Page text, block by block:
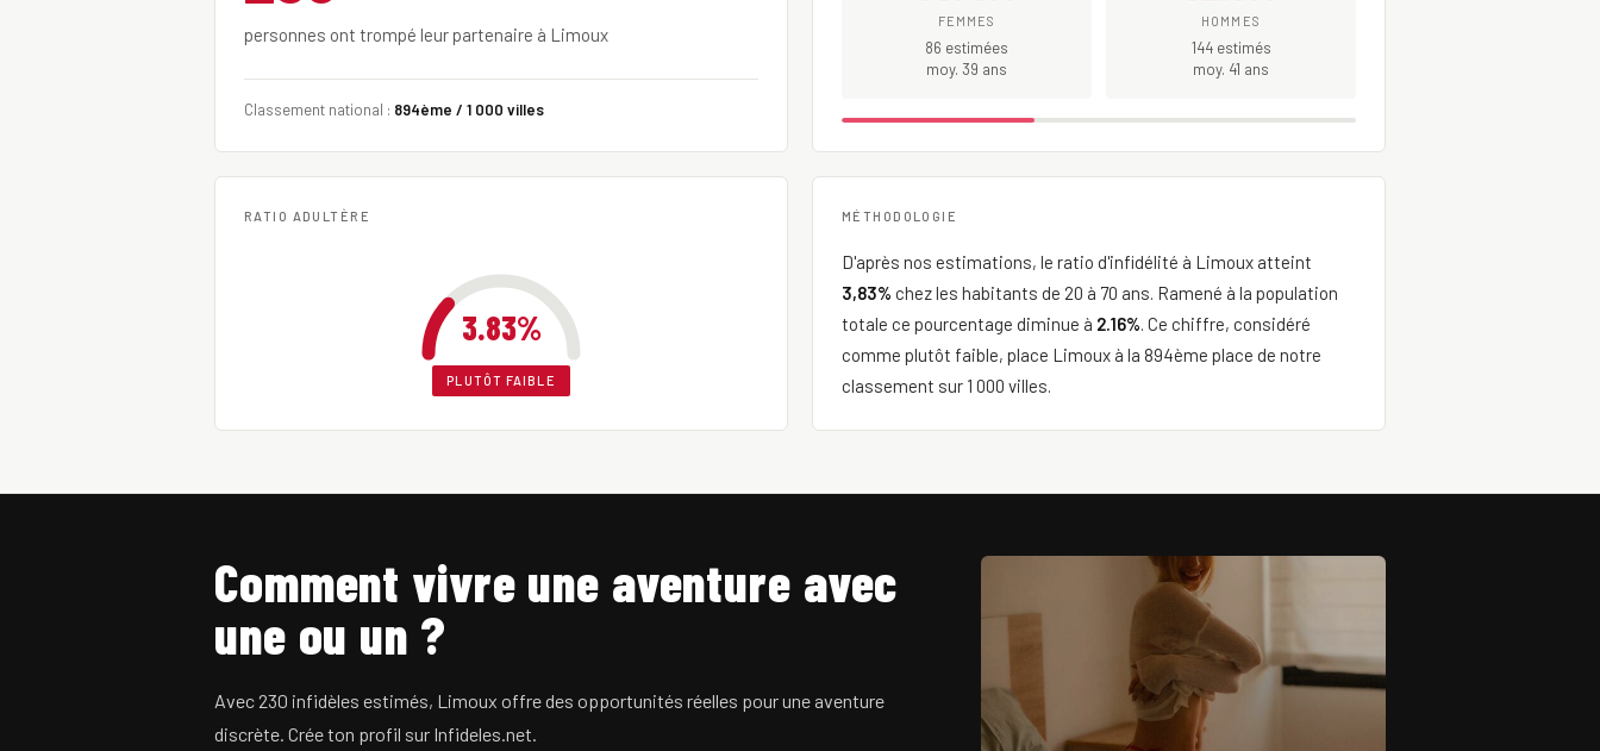
personnes ont trompé leur partenaire à Limoux
Classement national : 894ème / 1 000 villes
FEMMES
86 estimées
moy. 39 ans
HOMMES
144 estimés
moy. 41 ans
RATIO ADULTÈRE
3.83%
PLUTÔT FAIBLE
MÉTHODOLOGIE
D'après nos estimations, le ratio d'infidélité à Limoux atteint
3,83% chez les habitants de 20 à 70 ans. Ramené à la population
totale ce pourcentage diminue à 2.16%. Ce chiffre, considéré
comme plutôt faible, place Limoux à la 894ème place de notre
classement sur 1 000 villes.
Comment vivre une aventure avec
une ou un ?
Avec 230 infidèles estimés, Limoux offre des opportunités réelles pour une aventure
discrète. Crée ton profil sur Infideles.net.